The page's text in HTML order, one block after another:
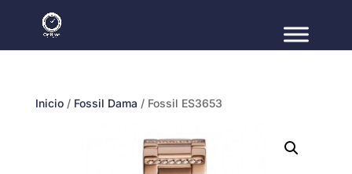
Inicio/ Fossil Dama / Fossil ES3653